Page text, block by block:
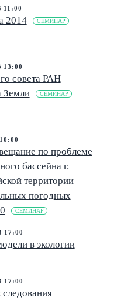
2014 СЕМИНАР
13:00
совета РАН
Земли
СЕМИНАР
по проблеме
бассейна г.
территории
погодных
СЕМИНАР
17:00
в экологии
17:00